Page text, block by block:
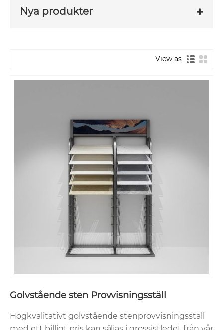
Nya produkter
View as
Golvstående sten Provvisningsställ
Högkvalitativt golvstående stenprovvisningsställ
med ett billigt pris kan säljas i grossistledet från vår